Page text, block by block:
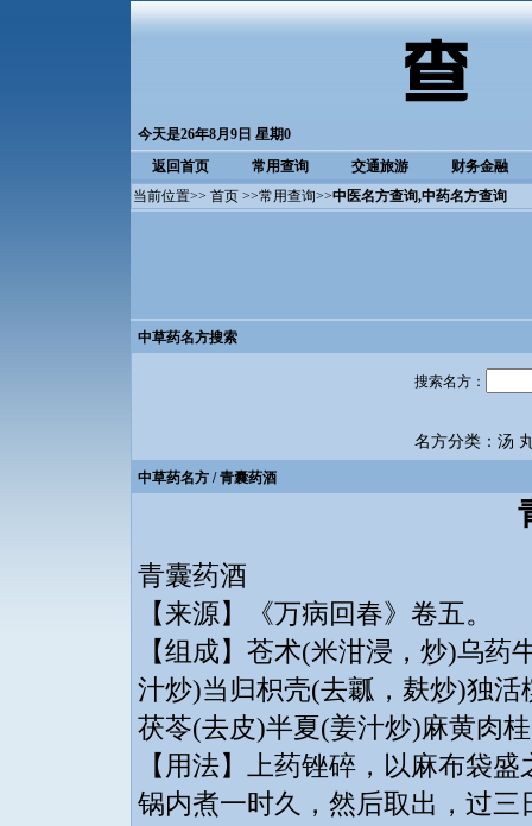
今天是26年8月9日 星期0
返回首页
常用查询 交通旅游
财务金融
当前位置>> 首页 >>常用查询>>中医名方查询,中药名方查询
中草药名方搜索
搜索名方：
名方分类： 汤
中草药名方 / 青囊药酒
青囊药酒
【来源】《万病回春》卷五。
【组成】苍术(米泔浸，炒)乌
汁炒)当归枳壳(去瓤，麸炒)独
茯苓(去皮)半夏(姜汁炒)麻黄肉
【用法】上药锉碎，以麻布袋
锅内煮一时久，然后取出，过